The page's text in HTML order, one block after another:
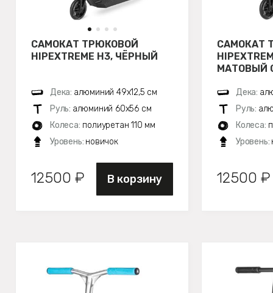
САМОКАТ ТРЮКОВОЙ
HIPEXTREME H3, ЧЁРНЫЙ
Дека: алюминий 49х12,5 см
Руль: алюминий 60х56 см
Колеса: полиуретан 110 мм
Уровень: новичок
12500 ₽ В корзину
САМОКАТ
МАТОВЫЙ
Дека:
Руль:
Колеса:
Уровень:
12500 ₽